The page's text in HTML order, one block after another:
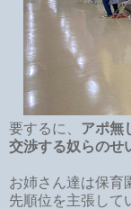
要するに、 アポ無
交渉する奴らのせ
お姉さん達は保育
先順位を主張して